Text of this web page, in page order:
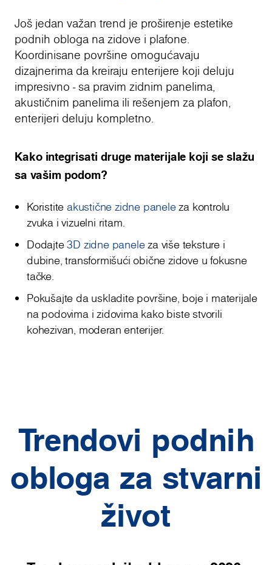
Još jedan važan trend je proširenje estetike
podnih obloga na zidove i plafone.
Koordinisane površine omogućavaju
dizajnerima da kreiraju enterijere koji deluju
impresivno - sa pravim zidnim panelima,
akustičnim panelima ili rešenjem za plafon,
enterijeri deluju kompletno.
Kako integrisati druge materijale koji se slažu
sa vašim podom?
Koristite akustične zidne paneleza kontrolu
zvuka i vizuelni ritam.
Dodajte3D zidne paneleza više teksture i
dubine, transformišući obične zidove u fokusne
tačke.
Pokušajte da uskladite površine, boje i materijale
na podovima i zidovima kako biste stvorili
kohezivan, moderan enterijer.
Trendovi podnih
obloga za stvarni
život